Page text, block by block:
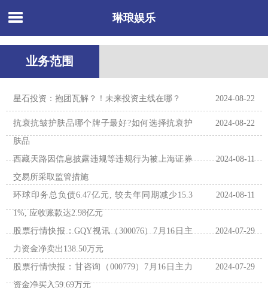
琳琅娱乐
业务范围
星石投资：抱团瓦解？！未来投资主线在哪？ 2024-08-22
抗衰抗皱护肤品哪个牌子最好?如何选择抗衰护
肤品
2024-08-22
西藏天路因信息披露违规等违规行为被上海证券
交易所采取监管措施
2024-08-11
环球印务总负债6.47亿元, 较去年同期减少15.3
1%, 应收账款达2.98亿元
2024-08-11
股票行情快报：GQY视讯（300076）7月16日主
力资金净卖出138.50万元
2024-07-29
股票行情快报：甘咨询（000779）7月16日主力
资金净买入59.69万元
2024-07-29